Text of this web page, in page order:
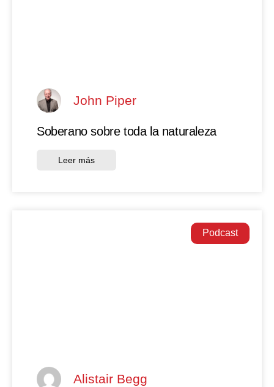
John Piper
Soberano sobre toda la naturaleza
Leer más
Podcast
Alistair Begg